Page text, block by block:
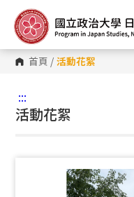
到
主
要
內
容 首頁 / 活動花絮
:::
活動花絮